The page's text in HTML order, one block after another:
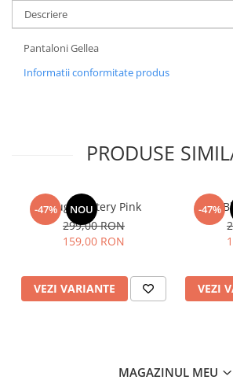
Descriere
Pantaloni Gellea
Informatii conformitate produs
PRODUSE
-47% NOU
Blugi Pantery Pink
299,00 RON
159,00 RON
VEZI VARIANTE
-47%
VEZI
MAGAZINUL MEU